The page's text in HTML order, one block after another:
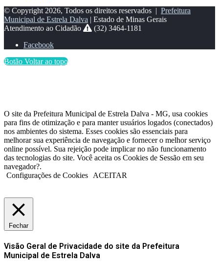
© Copyright 2026, Todos os direitos reservados | Prefeitura
Municipal de Estrela Dalva | Estado de Minas Gerais
Atendimento ao Cidadão
(32) 3464-1181
Facebook
Botão Voltar ao topo
O site da Prefeitura Municipal de Estrela Dalva - MG, usa cookies
para fins de otimização e para manter usuários logados (conectados)
nos ambientes do sistema. Esses cookies são essenciais para
melhorar sua experiência de navegação e fornecer o melhor serviço
online possível. Sua rejeição pode implicar no não funcionamento
das tecnologias do site. Você aceita os Cookies de Sessão em seu
navegador?.
Configurações de Cookies
ACEITAR
Fechar
Visão Geral de Privacidade do site da Prefeitura
Municipal de Estrela Dalva